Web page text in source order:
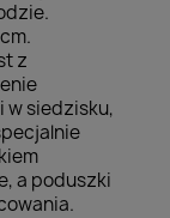
z
w siedzisku,
a poduszki